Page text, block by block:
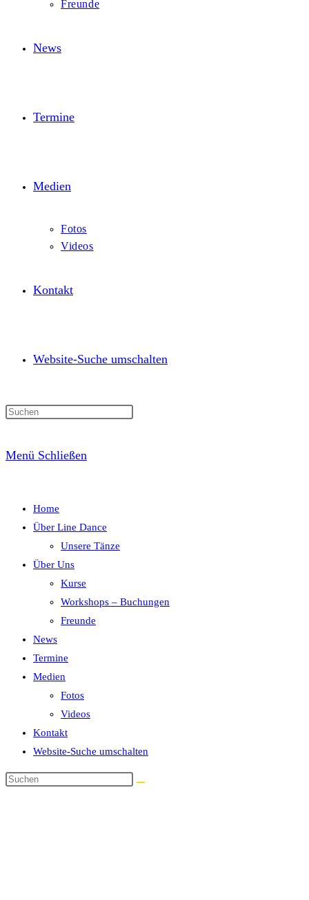
Freunde
News
Termine
Medien
Fotos
Videos
Kontakt
Website-Suche umschalten
Menü Schließen
Home
Über Line Dance
Unsere Tänze
Über Uns
Kurse
Workshops – Buchungen
Freunde
News
Termine
Medien
Fotos
Videos
Kontakt
Website-Suche umschalten